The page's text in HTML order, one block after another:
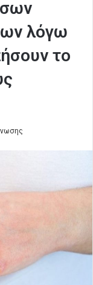
λόγω
το